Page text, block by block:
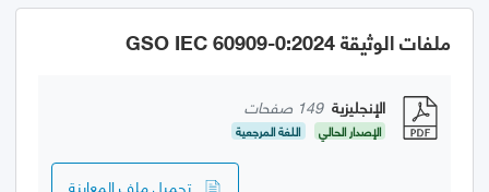
ملفات الوثيقة GSO IEC 60909-0:2024
الإنجليزية 149 صفحات
الإصدار الحالي اللغة المرجعية
تحميل ملف المعاينة